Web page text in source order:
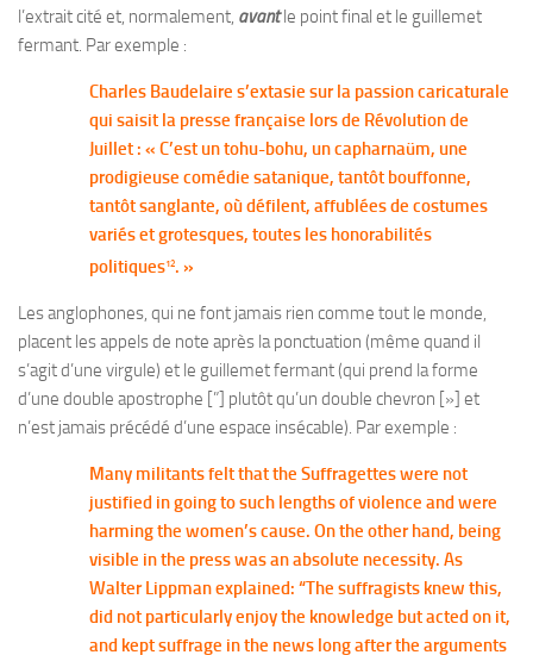
l’extrait cité et, normalement, avantle point final et le guillemet
fermant. Par exemple :
Charles Baudelaire s’extasie sur la passion caricaturale
qui saisit la presse française lors de Révolution de
Juillet : « C’est un tohu-bohu, un capharnaüm, une
prodigieuse comédie satanique, tantôt bouffonne,
tantôt sanglante, où défilent, affublées de costumes
variés et grotesques, toutes les honorabilités
politiques12. »
Les anglophones, qui ne font jamais rien comme tout le monde,
placent les appels de note après la ponctuation (même quand il
s’agit d’une virgule) et le guillemet fermant (qui prend la forme
d’une double apostrophe [”] plutôt qu’un double chevron [»] et
n’est jamais précédé d’une espace insécable). Par exemple :
Many militants felt that the Suffragettes were not
justified in going to such lengths of violence and were
harming the women’s cause. On the other hand, being
visible in the press was an absolute necessity. As
Walter Lippman explained: “The suffragists knew this,
did not particularly enjoy the knowledge but acted on it,
and kept suffrage in the news long after the arguments